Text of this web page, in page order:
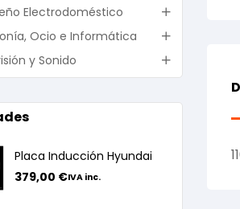
Electrodoméstico
Ocio e Informática
y Sonido
Placa Inducción Hyundai
379,00 €IVA inc.